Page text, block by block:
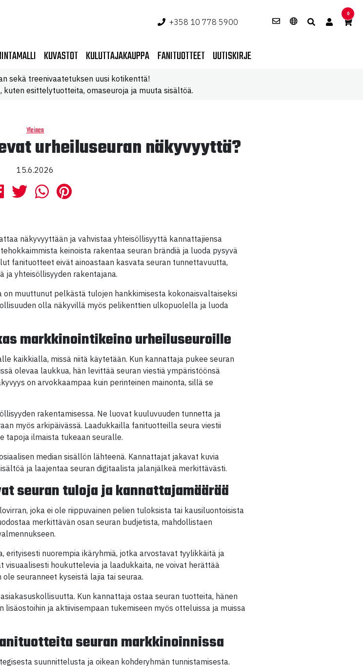
+358 10 778 5900
0
KUVASTOT KULUTTAJAKAUPPA FANITUOTTEET UUTISKIRJE
sekä treenivaatetuksen uusi kotikenttä!
kuten esittelytuotteita, omaseuroja ja muuta sisältöä.
Yleinen
urheiluseuran näkyvyyttä?
15.6.2026
näkyvyyttään ja vahvistaa yhteisöllisyyttä kannattajiensa
keinoista rakentaa seuran brändiä ja luoda pysyvä
fanituotteet eivät ainoastaan kasvata seuran tunnettavuutta,
ja yhteisöllisyyden rakentajana.
on muuttunut pelkästä tulojen hankkimisesta kokonaisvaltaiseksi
olla näkyvillä myös pelikenttien ulkopuolella ja luoda
markkinointikeino urheiluseuroille
kaikkialla, missä niitä käytetään. Kun kannattaja pukee seuran
olevaa laukkua, hän levittää seuran viestiä ympäristöönsä
on arvokkaampaa kuin perinteinen mainonta, sillä se
rakentamisessa. Ne luovat kuuluvuuden tunnetta ja
myös arkipäivässä. Laadukkailla fanituotteilla seura viestii
tapoja ilmaista tukeaan seuralle.
median sisällön lähteenä. Kannattajat jakavat kuvia
ja laajentaa seuran digitaalista jalanjälkeä merkittävästi.
seuran tuloja ja kannattajamäärää
joka ei ole riippuvainen pelien tuloksista tai kausiluontoisista
merkittävän osan seuran budjetista, mahdollistaen
erityisesti nuorempia ikäryhmiä, jotka arvostavat tyylikkäitä ja
houkuttelevia ja laadukkaita, ne voivat herättää
seuranneet kyseistä lajia tai seuraa.
Kun kannattaja ostaa seuran tuotteita, hänen
lisäostoihin ja aktiivisempaan tukemiseen myös otteluissa ja muissa
seuran markkinoinnissa
suunnittelusta ja oikean kohderyhmän tunnistamisesta.